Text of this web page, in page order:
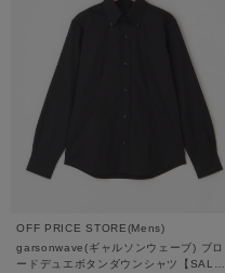
OFF PRICE STORE(Mens)
garsonwave(ギャルソンウェーブ) ブロ
ードデュエボタンダウンシャツ【SALE/